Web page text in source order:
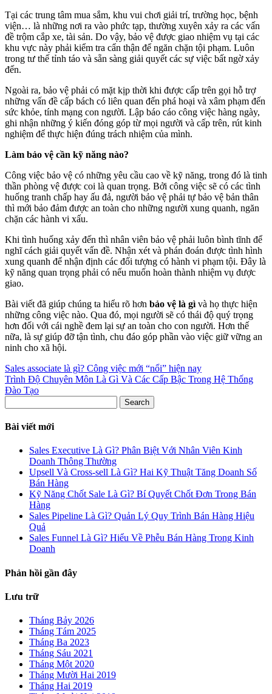
Tại các trung tâm mua sắm, khu vui chơi giải trí, trường học, bệnh
viện… là những nơi ra vào phức tạp, thường xuyên xảy ra các vấn
đề trộm cắp xe, tài sản. Do vậy, bảo vệ được giao nhiệm vụ tại các
khu vực này phải kiểm tra cẩn thận để ngăn chặn tội phạm. Luôn
trong tư thế tỉnh táo và sẵn sàng giải quyết các sự việc bất ngờ xảy
đến.
Ngoài ra, bảo vệ phải có mặt kịp thời khi được cấp trên gọi hỗ trợ
những vấn đề cấp bách có liên quan đến phá hoại và xâm phạm đến
sức khỏe, tính mạng con người. Lập báo cáo công việc hàng ngày,
ghi nhận những ý kiến đóng góp từ mọi người và cấp trên, rút kinh
nghiệm để thực hiện đúng trách nhiệm của mình.
Làm bảo vệ cần kỹ năng nào?
Công việc bảo vệ có những yêu cầu cao về kỹ năng, trong đó là tinh
thần phòng vệ được coi là quan trọng. Bởi công việc sẽ có các tình
huống tranh chấp hay ấu đả, người bảo vệ phải tự bảo vệ bản thân
thì mới bảo đảm được an toàn cho những người xung quanh, ngăn
chặn các hành vi xấu.
Khi tình huống xảy đến thì nhân viên bảo vệ phải luôn bình tĩnh để
nghĩ cách giải quyết vấn đề. Nhận xét và phán đoán được tình hình
xung quanh để nhận định các đối tượng có hành vi phạm tội. Đây là
kỹ năng quan trọng phải có nếu muốn hoàn thành nhiệm vụ được
giao.
Bài viết đã giúp chúng ta hiểu rõ hơn bảo vệ là gì và họ thực hiện
những công việc nào. Qua đó, mọi người sẽ có thái độ quý trọng
hơn đối với cái nghề đem lại sự an toàn cho con người. Hơn thế
nữa, là sự giúp đỡ tận tình, chu đáo góp phần vào việc giữ vững an
ninh cho xã hội.
Điều
hướng
viết
Sales associate là gì? Công việc mới “nổi” hiện nay
Trình Độ Chuyên Môn Là Gì Và Các Cấp Bậc Trong Hệ Thống
Đào Tạo
Search
Bài viết mới
Sales Executive Là Gì? Phân Biệt Với Nhân Viên Kinh
Doanh Thông Thường
Upsell Và Cross-sell Là Gì? Hai Kỹ Thuật Tăng Doanh Số
Bán Hàng
Kỹ Năng Chốt Sale Là Gì? Bí Quyết Chốt Đơn Trong Bán
Hàng
Sales Pipeline Là Gì? Quản Lý Quy Trình Bán Hàng Hiệu
Quả
Sales Funnel Là Gì? Hiểu Về Phễu Bán Hàng Trong Kinh
Doanh
Phản hồi gần đây
Lưu trữ
Tháng Bảy 2026
Tháng Tám 2025
Tháng Ba 2023
Tháng Sáu 2021
Tháng Một 2020
Tháng Mười Hai 2019
Tháng Hai 2019